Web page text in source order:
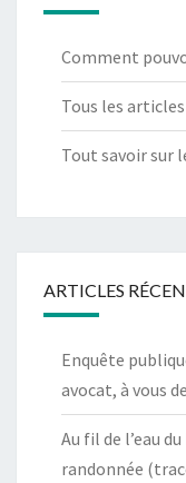
Comment
Tous les articles
Tout savoir sur
ARTICLES
Enquête
avocat, à vous
Au fil de l’eau
randonnée